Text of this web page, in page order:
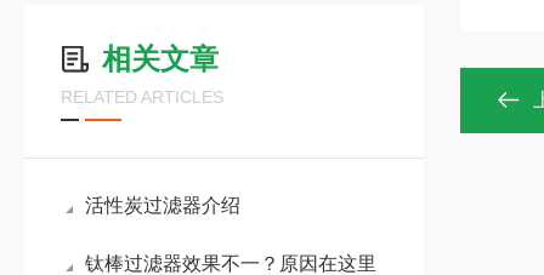
相关文章
RELATED ARTICLES
活性炭过滤器介绍
钛棒过滤器效果不一？原因在这里